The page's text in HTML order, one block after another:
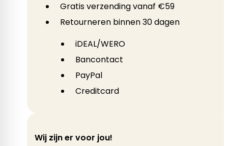
Gratis verzending vanaf €59
Retourneren binnen 30 dagen
iDEAL/WERO
Bancontact
PayPal
Creditcard
Wij zijn er voor jou!